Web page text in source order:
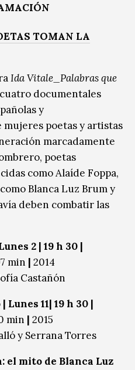
TOMAN LA
Ida Vitale_Palabras que
documentales
y
poetas y artistas
marcadamente
poetas
como Alaíde Foppa,
Blanca Luz Brum y
deben combatir las
2 | 19 h 30 |
min | 2014
Castañón
11| 19 h 30 |
min | 2015
y Serrana Torres
el mito de Blanca Luz